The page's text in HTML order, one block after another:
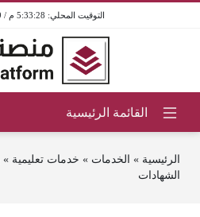
5:33:28 م / 9 أغسطس 2026
الرئيسية » الخدمات » خدمات تعليمية »
الشهادات